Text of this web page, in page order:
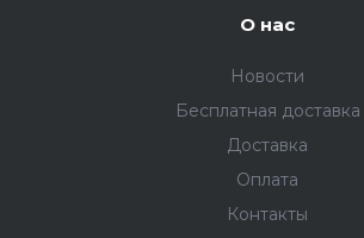
О нас
Новости
Бесплатная доставка
Доставка
Оплата
Контакты